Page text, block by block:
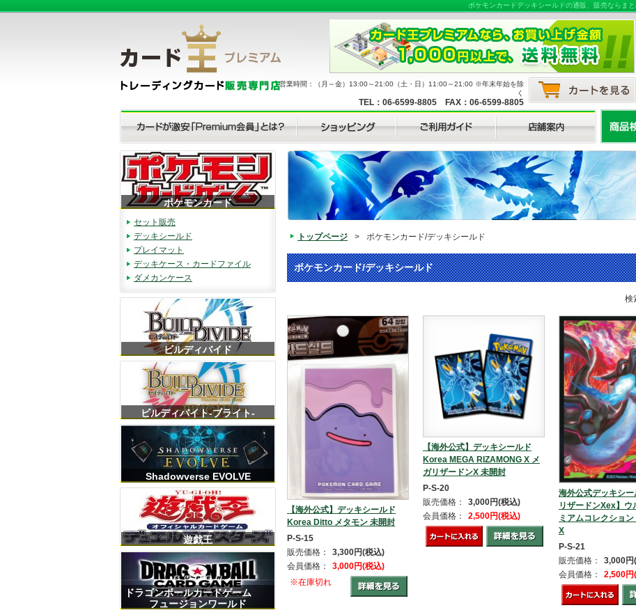
ポケモンカードデッキシールドの通販、販売ならま
営業時間：（月～金）13:00～21:00（土・日）11:00～21:00 ※年末年始を除
く
TEL：06-6599-8805 FAX：06-6599-8805
トップページ > ポケモンカード/デッキシールド
ポケモンカード/デッキシールド
検
【海外公式】デッキシールド
Korea Ditto メタモン 未開封
P-S-15
販売価格：
3,300円(税込)
会員価格：
3,000円(税込)
※在庫切れ
【海外公式】デッキシールド
Korea MEGA RIZAMONG X メ
ガリザードンX 未開封
P-S-20
販売価格：
3,000円(税込)
会員価格：
2,500円(税込)
海外公式デッキシ
リザードンXex】ウ
ミアムコレクショ
X
P-S-21
販売価格：
3,000円
会員価格：
2,500円
ポケモンカード
セット販売
デッキシールド
プレイマット
デッキケース・カードファイル
ダメカンケース
ビルディバイド
ビルディバイト-ブライト-
Shadowverse EVOLVE
遊戯王
ドラゴンボールカードゲーム
フュージョンワールド